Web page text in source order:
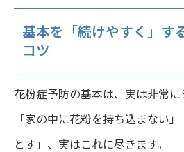
基本を「続けやすく」す
コツ
花粉症予防の基本は、実は非常に
「家の中に花粉を持ち込まない
とす」、実はこれに尽きます。